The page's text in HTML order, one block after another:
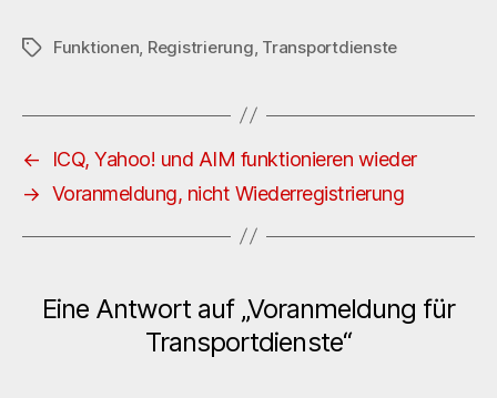
Schlagwörter
Funktionen Registrierung Transportdienste
←
ICQ, Yahoo! und AIM funktionieren wieder
→ Voranmeldung, nicht Wiederregistrierung
Eine Antwort auf „Voranmeldung für
Transportdienste“